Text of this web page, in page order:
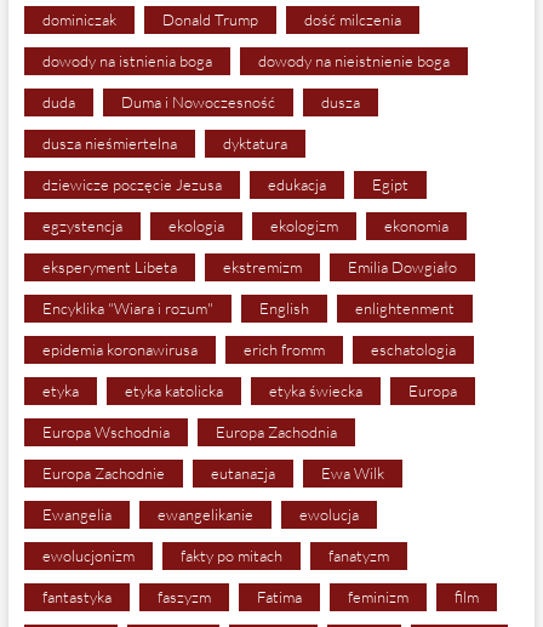
dominiczak Donald Trump dość milczenia
dowody na istnienia boga dowody na nieistnienie boga
duda Duma i Nowoczesność dusza
dusza nieśmiertelna dyktatura
dziewicze poczęcie Jezusa edukacja Egipt
egzystencja ekologia ekologizm ekonomia
eksperyment Libeta ekstremizm Emilia Dowgiało
Encyklika "Wiara i rozum" English enlightenment
epidemia koronawirusa erich fromm eschatologia
etyka etyka katolicka etyka świecka Europa
Europa Wschodnia Europa Zachodnia
Europa Zachodnie eutanazja Ewa Wilk
Ewangelia ewangelikanie ewolucja
ewolucjonizm fakty po mitach fanatyzm
fantastyka faszyzm Fatima feminizm film